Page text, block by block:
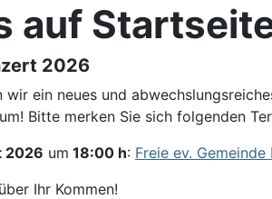
auf
2026
wir ein neues und
Bitte merken Sie sich folgenden
2026 um 18:00 h: Freie ev. Gemeinde
Ihr Kommen!